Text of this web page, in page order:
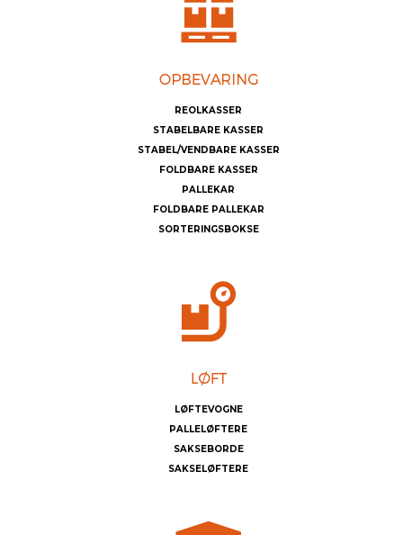
REOLKASSER
STABELBARE KASSER
STABEL/VENDBARE KASSER
FOLDBARE KASSER
PALLEKAR
FOLDBARE PALLEKAR
SORTERINGSBOKSE
LØFTEVOGNE
PALLELØFTERE
SAKSEBORDE
SAKSELØFTERE